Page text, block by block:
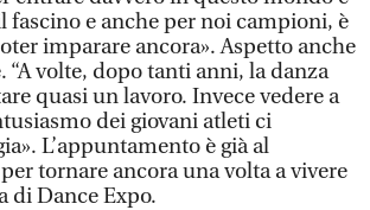
e anche per noi campioni, è
imparare ancora». Aspetto anche
“A volte, dopo tanti anni, la danza
quasi un lavoro. Invece vedere a
dei giovani atleti ci
L’appuntamento è già al
tornare ancora una volta a vivere
di Dance Expo.